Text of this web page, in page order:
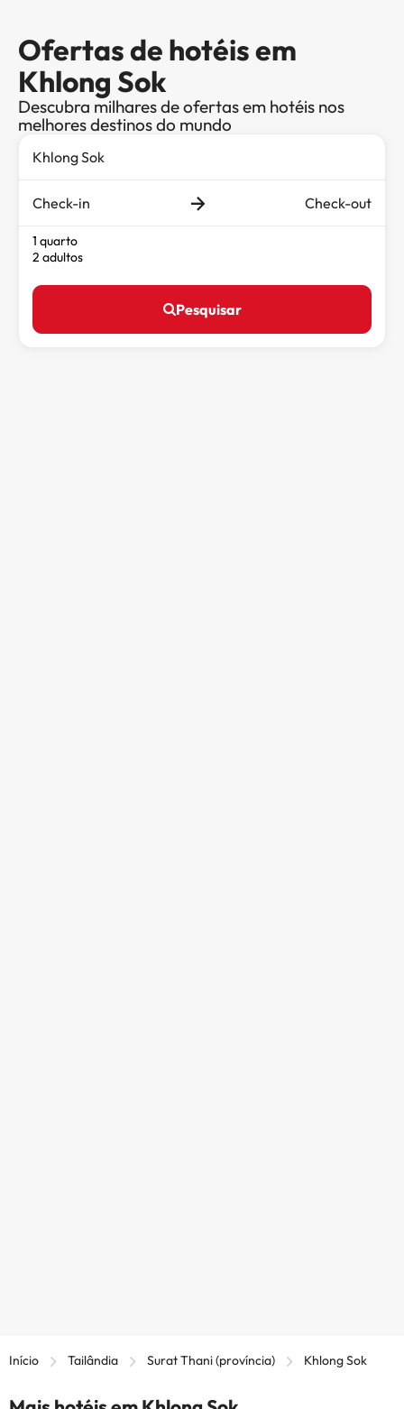
Ofertas de hotéis em
Khlong Sok
Descubra milhares de ofertas em hotéis nos
melhores destinos do mundo
Check-in Check-out
1 quarto
2 adultos
Pesquisar
Início Tailândia Surat Thani (província) Khlong Sok